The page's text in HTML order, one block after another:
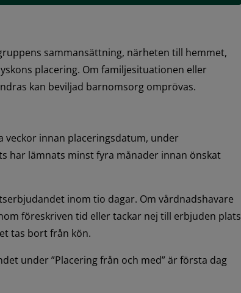
sammansättning, närheten till hemmet,
placering. Om familjesituationen eller
kan beviljad barnomsorg omprövas.
veckor innan placeringsdatum, under
har lämnats minst fyra månader innan önskat
inom tio dagar. Om vårdnadshavare
föreskriven tid eller tackar nej till erbjuden plats
tas bort från kön.
under ”Placering från och med” är första dag